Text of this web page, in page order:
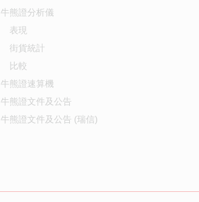
牛熊證分析儀
表現
街貨統計
比較
牛熊證速算機
牛熊證文件及公告
牛熊證文件及公告 (瑞信)